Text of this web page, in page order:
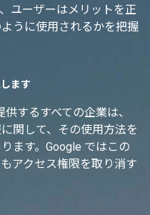
ユーザーはメリットを正
うに使用されるかを把握
ます
するすべての企業は、
関して、その使用方法を
ます。Google ではこの
アクセス権限を取り消す